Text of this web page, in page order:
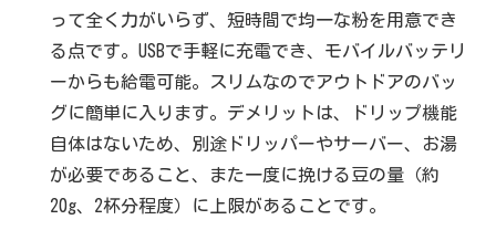
って全く力がいらず、短時間で均一な粉を用意でき
る点です。USBで手軽に充電でき、モバイルバッテリ
ーからも給電可能。スリムなのでアウトドアのバッ
グに簡単に入ります。デメリットは、ドリップ機能
自体はないため、別途ドリッパーやサーバー、お湯
が必要であること、また一度に挽ける豆の量（約
20g、2杯分程度）に上限があることです。